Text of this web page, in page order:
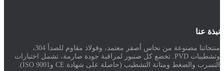
نبذة عنا
منتجاتنا مصنوعة من نحاس أصفر معتمد، وفولاذ مقاوم للصدأ 304،
وتشطيبات PVD. تخضع كل صنبور لمراقبة جودة صارمة، تشمل اختبارات
التسرب والضغط ومتانة التشطيب (حاصلة على شهادة CE وISO 9001).